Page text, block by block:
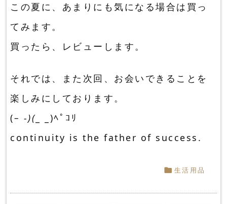
この夏に、あまりにも気になる場合は買っ
てみます。
買ったら、レビューします。
それでは、また次回、お会いできることを
楽しみにしております。
(– -)( _ _)ﾍﾟｺﾘ
continuity is the father of success.
 生活用品